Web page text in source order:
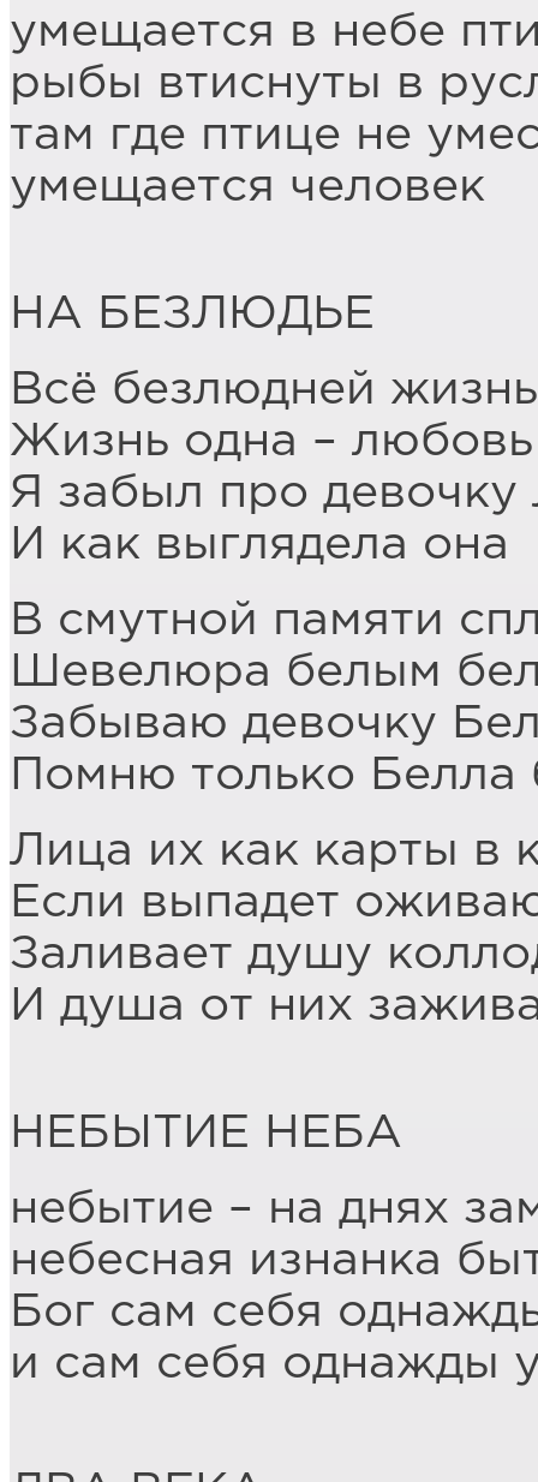
умещается в небе
рыбы втиснуты в
там где птице не
умещается человек
НА БЕЗЛЮДЬЕ
Всё безлюдней
Жизнь одна –
Я забыл про
И как выглядела она
В смутной памяти
Шевелюра белым
Забываю девочку
Помню только Белла
Лица их как карты в
Если выпадет
Заливает душу
И душа от них
НЕБЫТИЕ НЕБА
небытие – на днях
небесная изнанка
Бог сам себя
и сам себя однажды